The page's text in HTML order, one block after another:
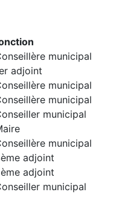
municipal
adjoint
municipal
municipal
municipal
municipal
adjoint
adjoint
municipal